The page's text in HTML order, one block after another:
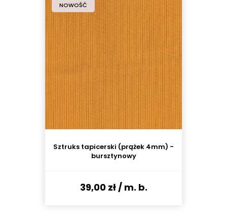
Sztruks tapicerski (prążek 4mm) -
bursztynowy
39,00 zł/ m. b.
NOWOŚĆ